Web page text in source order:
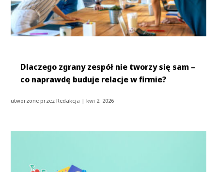
Dlaczego zgrany zespół nie tworzy się sam –
co naprawdę buduje relacje w firmie?
utworzone przezRedakcja |kwi 2, 2026